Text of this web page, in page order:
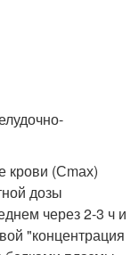
крови (Сmах)
дозы
через 2-3 ч и
"концентрация